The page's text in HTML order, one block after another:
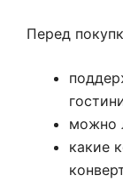
Перед
можно
какие